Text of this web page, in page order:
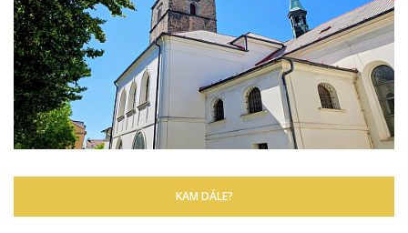
KAM DÁLE?